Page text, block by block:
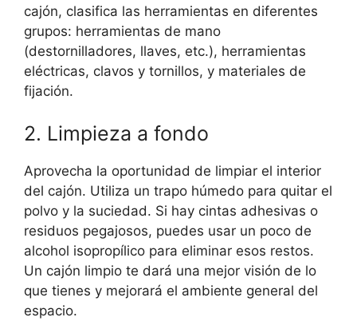
cajón, clasifica las herramientas en diferentes
grupos: herramientas de mano
(destornilladores, llaves, etc.), herramientas
eléctricas, clavos y tornillos, y materiales de
fijación.
2. Limpieza a fondo
Aprovecha la oportunidad de limpiar el interior
del cajón. Utiliza un trapo húmedo para quitar el
polvo y la suciedad. Si hay cintas adhesivas o
residuos pegajosos, puedes usar un poco de
alcohol isopropílico para eliminar esos restos.
Un cajón limpio te dará una mejor visión de lo
que tienes y mejorará el ambiente general del
espacio.